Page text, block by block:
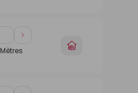
Augmenter
de
Mètres
Choisir